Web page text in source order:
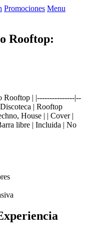
Promociones Menu
Rooftop:
Rooftop | |---------------|--
| Rooftop
House | | Cover |
libre | Incluida | No